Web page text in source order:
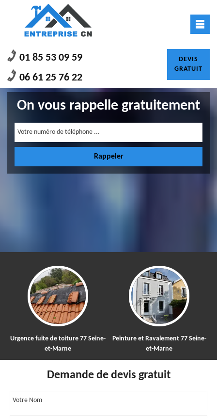
01 85 53 09 59
06 61 25 76 22
DEVIS
GRATUIT
On vous rappelle gratuitement
Urgence fuite de toiture 77 Seine-
et-Marne
Peinture et Ravalement 77 Seine-
et-Marne
Demande de devis gratuit